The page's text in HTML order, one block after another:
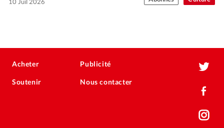
Acheter
Soutenir
Publicité
Nous contacter